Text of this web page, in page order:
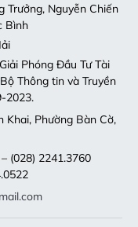
Trưởng, Nguyễn Chiến
Bình
Phóng Đầu Tư Tài
Thông tin và Truyền
2023.
Khai, Phường Bàn Cờ,
(028) 2241.3760